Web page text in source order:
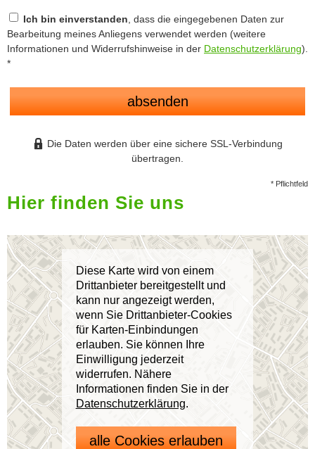
Ich bin einverstanden , dass die eingegebenen Daten zur
Bearbeitung meines Anliegens verwendet werden (weitere
Informationen und Widerrufshinweise in der Datenschutzerklärung).
*
absenden
Die Daten werden über eine sichere SSL-Verbindung
übertragen.
* Pflichtfeld
Hier finden Sie uns
Diese Karte wird von einem
Drittanbieter bereitgestellt und
kann nur angezeigt werden,
wenn Sie Drittanbieter-Cookies
für Karten-Einbindungen
erlauben. Sie können Ihre
Einwilligung jederzeit
widerrufen. Nähere
Informationen finden Sie in der
Datenschutzerklärung.
alle Cookies erlauben